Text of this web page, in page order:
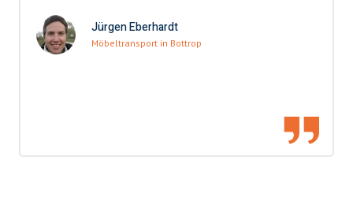
Jürgen Eberhardt
Möbeltransport in Bottrop